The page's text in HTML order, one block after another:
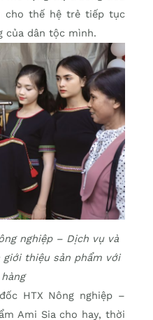
cho thế hệ trẻ tiếp tục
của dân tộc mình.
nghiệp – Dịch vụ và
thiệu sản phẩm với
HTX Nông nghiệp –
Ami Sia cho hay, thời